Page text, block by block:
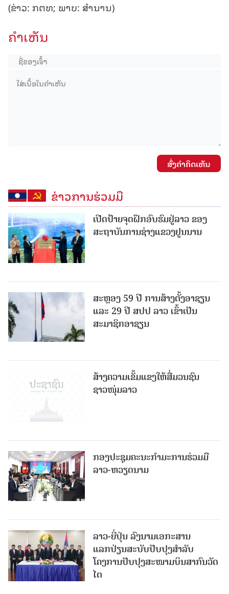
(ຂ່າວ: ກຕທ; ພາບ: ສຳນານ)
ຄໍາເຫັນ
ສົ່ງຄໍາຄິດເຫັນ
ຂ່າວການຮ່ວມມື
ເປີດປ້າຍຈຸດຝຶກອົບຮົມຢູ່ລາວ ຂອງ
ສະຖາບັນການຊ່າງແຂວງຢູນນານ
ສະຫຼອງ 59 ປີ ການສ້າງຕັ້ງອາຊຽນ
ແລະ 29 ປີ ສປປ ລາວ ເຂົ້າເປັນ
ສະມາຊິກອາຊຽນ
ສ້າງຄວາມເຂັ້ມແຂງໃຫ້ສື່ມວນຊົນ
ຊາວໜຸ່ມລາວ
ກອງປະຊຸມຄະນະກຳມະການຮ່ວມມື
ລາວ-ຫວຽດນາມ
ລາວ-ຍີ່ປຸ່ນ ລົງນາມເອກະສານ
ແລກປ່ຽນສະບັບປັບປຸງສໍາລັບ
ໂຄງການປັບປຸງສະໜາມບິນສາກົນວັດ
ໄຕ